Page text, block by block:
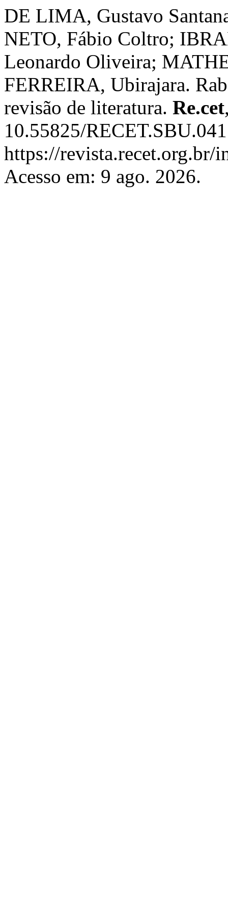
DE LIMA, Gustavo
NETO, Fábio Coltro;
Leonardo Oliveira;
FERREIRA, Ubirajara.
revisão de literatura. Re.cet
10.55825/
https://revista.recet.org.br/
Acesso em: 9 ago. 2026.